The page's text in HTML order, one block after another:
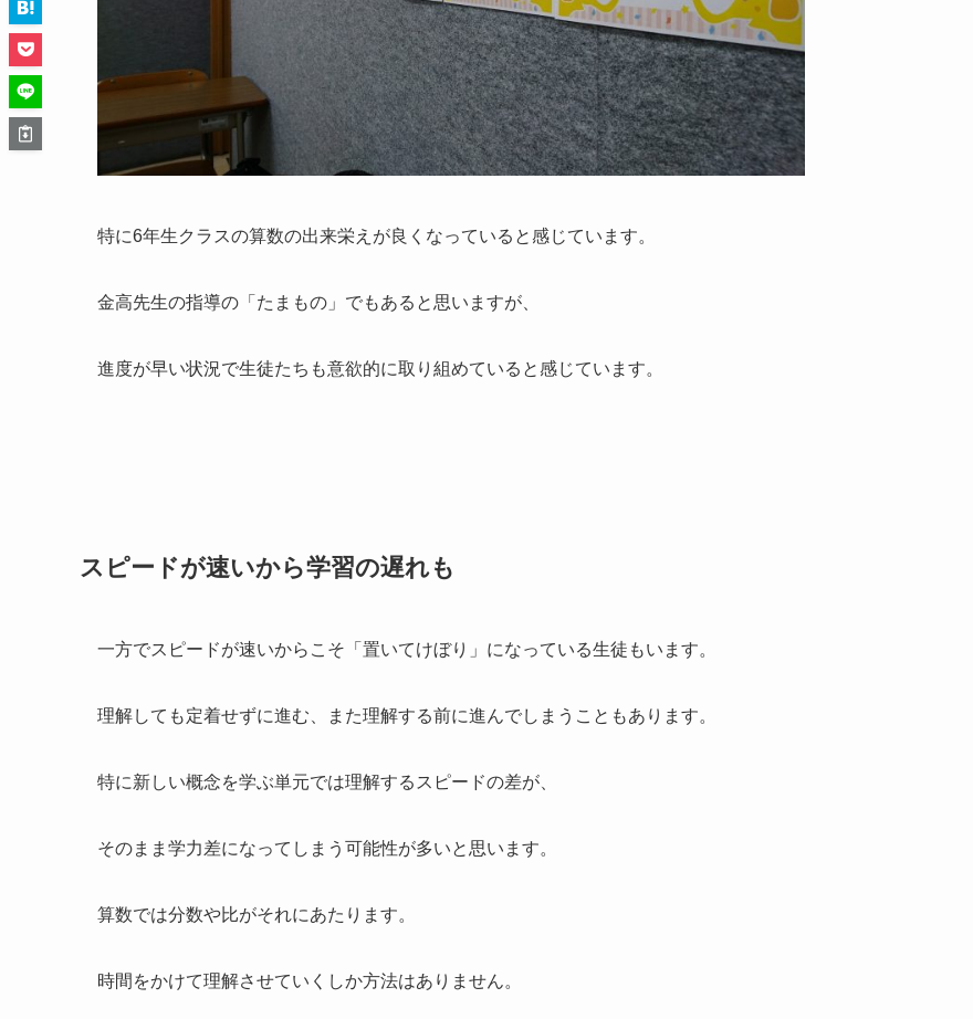
特に6年生クラスの算数の出来栄えが良くなっていると感じています。
金高先生の指導の「たまもの」でもあると思いますが、
進度が早い状況で生徒たちも意欲的に取り組めていると感じています。
スピードが速いから学習の遅れも
一方でスピードが速いからこそ「置いてけぼり」になっている生徒もいます。
理解しても定着せずに進む、また理解する前に進んでしまうこともあります。
特に新しい概念を学ぶ単元では理解するスピードの差が、
そのまま学力差になってしまう可能性が多いと思います。
算数では分数や比がそれにあたります。
時間をかけて理解させていくしか方法はありません。